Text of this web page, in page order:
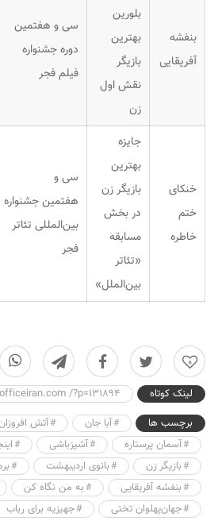
بنفشه
آفریقایی
بلورین
بهترین
بازیگر
نقش اول
زن
سی و هفتمین
دوره جشنواره
فیلم فجر
خنکای
ختم
خاطره
جایزه
بهترین
بازیگر زن
در بخش
مسابقه
«تئاتر
بین‌الملل»
سی و
هفتمین جشنواره
بین‌المللی تئاتر
فجر
0
لینک کوتاه
/?p=131894
برچسب ها
آبا جان آتش
آسمان پرستاره
آشپزباشی
بازیگر زن
بانوی اردیبهشت
بنفشه آفریقایی
به من نگاه کن
جهان‌پهلوان تختی
جهیزیه برای رباب